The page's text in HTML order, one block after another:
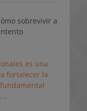
sobrevivir a
es una
fortalecer la